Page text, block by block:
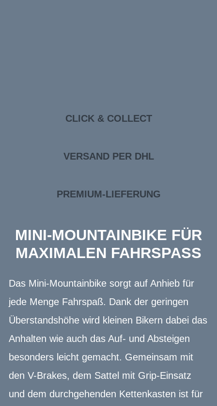
CLICK & COLLECT
VERSAND PER DHL
PREMIUM-LIEFERUNG
MINI-MOUNTAINBIKE FÜR
MAXIMALEN FAHRSPASS
Das Mini-Mountainbike sorgt auf Anhieb für
jede Menge Fahrspaß. Dank der geringen
Überstandshöhe wird kleinen Bikern dabei das
Anhalten wie auch das Auf- und Absteigen
besonders leicht gemacht. Gemeinsam mit
den V-Brakes, dem Sattel mit Grip-Einsatz
und dem durchgehenden Kettenkasten ist für